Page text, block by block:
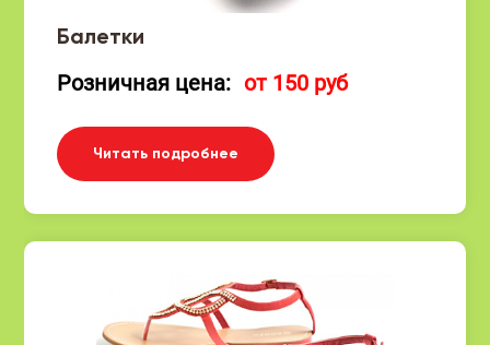
Балетки
Розничная цена: от 150 руб
Читать подробнее